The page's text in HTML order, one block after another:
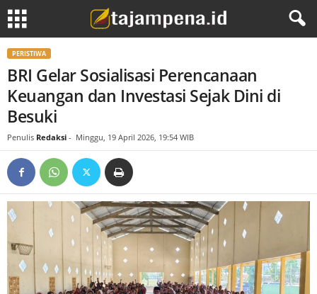
PERISTIWA
BRI Gelar Sosialisasi Perencanaan
Keuangan dan Investasi Sejak Dini di
Besuki
Penulis Redaksi - Minggu, 19 April 2026, 19:54 WIB